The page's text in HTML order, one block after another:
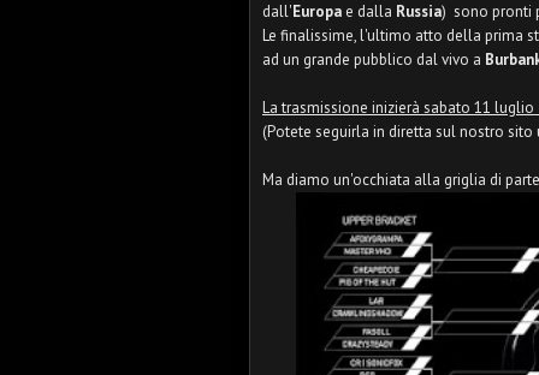
dall'Europa e dalla Russia) sono pronti
Le finalissime, l'ultimo atto della prima
ad un grande pubblico dal vivo a
La trasmissione inizierà sabato 11 luglio
(Potete seguirla in diretta sul nostro
Ma diamo un'occhiata alla griglia di